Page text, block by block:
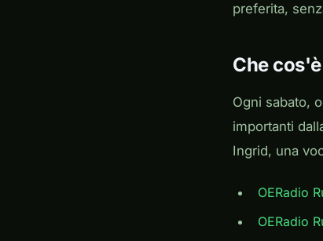
preferita,
Che
Ogni sabato,
importanti
Ingrid, una
OERadio
OERadio